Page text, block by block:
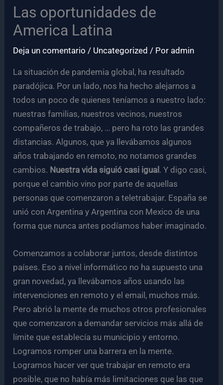
Las oportunidades de
America Latina
Deja un comentario / Uncategorized / Por admin
La situación de pandemia global, ha resultado
paradójica. Por un lado, nos ha hecho alejarnos a
todos un poco de quienes teníamos a nuestro lado:
nuestras familias, nuestros vecinos, nuestros
compañeros de trabajo, … pero ha roto las grandes
distancias. Algunos, que ya llevábamos algunos
años trabajando en remoto, no notamos grandes
cambios. Nuestra vida siguió casi igual . Y digo casi,
porque el cambio vino por parte de aquellas
personas que comenzaron a teletrabajar. España se
unió con Argentina y Argentina con Mexico de una
forma que nunca antes podíamos haber imaginado.
Comenzamos a colaborar juntos, desde distintos
países. Eso a nivel informático no ha supuesto una
gran novedad, ya llevábamos años usando las
intervenciones en remoto y el email, muchos más.
Pero abrió la mente de muchos otros profesionales
que comenzaron a demandar servicios más allá de
límite que establecía su municipio y entorno.
Logramos romper una barrera en la mente.
Logramos hacer ver que trabajar en remoto era
posible, que no había más limitaciones que las que